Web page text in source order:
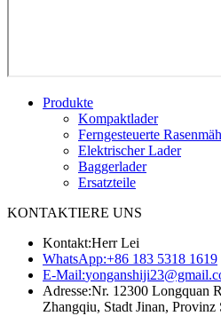
Produkte
Kompaktlader
Ferngesteuerte
Elektrischer Lader
Baggerlader
Ersatzteile
KONTAKTIERE UNS
Kontakt:Herr Lei
WhatsApp:+86 183 5318 1619
E-Mail:
Adresse:Nr. 12300 Longquan
Zhangqiu, Stadt Jinan, Provinz